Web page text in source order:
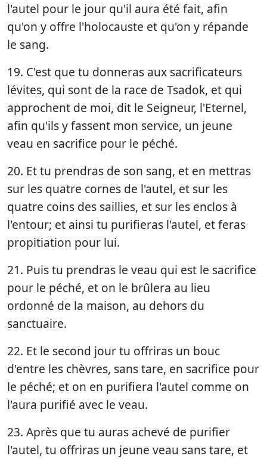
l'autel pour le jour qu'il aura été fait, afin
qu'on y offre l'holocauste et qu'on y répande
le sang.
19. C'est que tu donneras aux sacrificateurs
lévites, qui sont de la race de Tsadok, et qui
approchent de moi, dit le Seigneur, l'Eternel,
afin qu'ils y fassent mon service, un jeune
veau en sacrifice pour le péché.
20. Et tu prendras de son sang, et en mettras
sur les quatre cornes de l'autel, et sur les
quatre coins des saillies, et sur les enclos à
l'entour; et ainsi tu purifieras l'autel, et feras
propitiation pour lui.
21. Puis tu prendras le veau qui est le sacrifice
pour le péché, et on le brûlera au lieu
ordonné de la maison, au dehors du
sanctuaire.
22. Et le second jour tu offriras un bouc
d'entre les chèvres, sans tare, en sacrifice pour
le péché; et on en purifiera l'autel comme on
l'aura purifié avec le veau.
23. Après que tu auras achevé de purifier
l'autel, tu offriras un jeune veau sans tare, et